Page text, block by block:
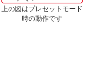
上の図はプレセットモード
時の動作です